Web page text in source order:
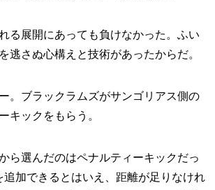
る展開にあっても負けなかった。ふい
逃さぬ心構えと技術があったからだ。
。ブラックラムズがサンゴリアス側の
キックをもらう。
ら選んだのはペナルティーキックだっ
追加できるとはいえ、距離が足りなけれ